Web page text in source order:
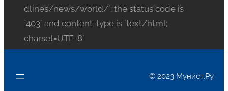
dlines/news/world/`; the status code is
`403` and content-type is `text/html;
charset=UTF-8`
© 2023 Мунист.Ру